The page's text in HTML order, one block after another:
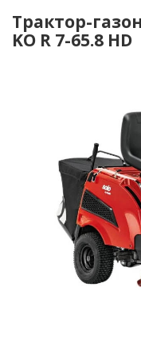
Трактор-
KO R 7-65.8 HD